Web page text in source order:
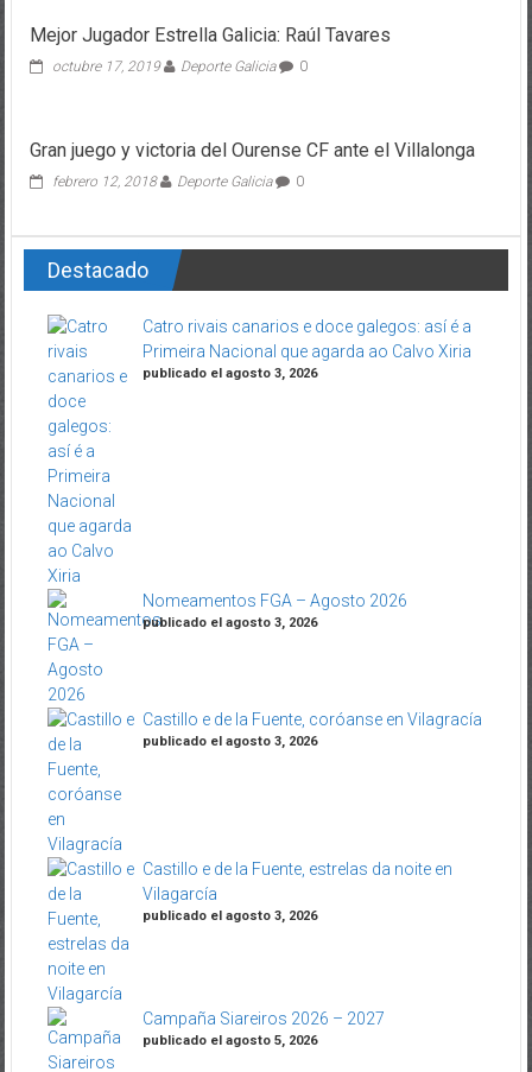
Mejor Jugador Estrella Galicia: Raúl Tavares
octubre 17, 2019 Deporte Galicia 0
Gran juego y victoria del Ourense CF ante el Villalonga
febrero 12, 2018 Deporte Galicia 0
Destacado
Catro rivais canarios e doce galegos: así é a
Primeira Nacional que agarda ao Calvo Xiria
publicado el agosto 3, 2026
Nomeamentos FGA – Agosto 2026
publicado el agosto 3, 2026
Castillo e de la Fuente, coróanse en Vilagracía
publicado el agosto 3, 2026
Castillo e de la Fuente, estrelas da noite en
Vilagarcía
publicado el agosto 3, 2026
Campaña Siareiros 2026 – 2027
publicado el agosto 5, 2026